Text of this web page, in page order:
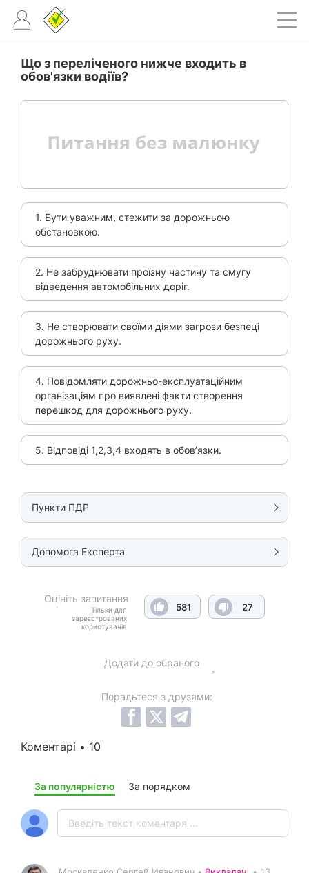
Що з переліченого нижче входить в
обов'язки водіїв?
1. Бути уважним, стежити за дорожньою
обстановкою.
2. Не забруднювати проїзну частину та смугу
відведення автомобільних доріг.
3. Не створювати своїми діями загрози безпеці
дорожнього руху.
4. Повідомляти дорожньо-експлуатаційним
організаціям про виявлені факти створення
перешкод для дорожнього руху.
5. Відповіді 1,2,3,4 входять в обов’язки.
Пункти ПДР
Допомога Експерта
Оцініть запитання
Тільки для
зареєстрованих
користувачів
581 27
Додати до обраного
Порадьтеся з друзями:
Коментарі • 10
За популярністю За порядком